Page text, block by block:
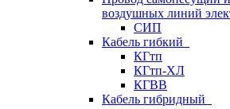
воздушных линий
СИП
Кабель гибкий
КГтп
КГтп-ХЛ
КГВВ
Кабель гибридный